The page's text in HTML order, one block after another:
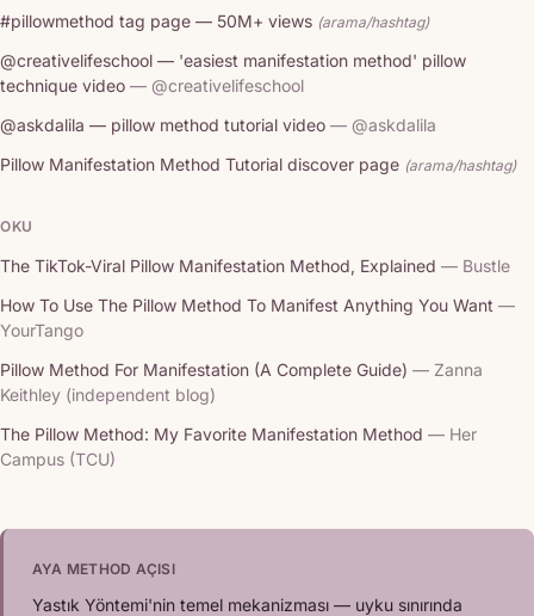
#pillowmethod tag page — 50M+ views (arama/hashtag)
@creativelifeschool — 'easiest manifestation method' pillow
technique video — @creativelifeschool
@askdalila — pillow method tutorial video — @askdalila
Pillow Manifestation Method Tutorial discover page (arama/hashtag)
OKU
The TikTok-Viral Pillow Manifestation Method, Explained — Bustle
How To Use The Pillow Method To Manifest Anything You Want —
YourTango
Pillow Method For Manifestation (A Complete Guide) — Zanna
Keithley (independent blog)
The Pillow Method: My Favorite Manifestation Method — Her
Campus (TCU)
AYA METHOD AÇISI
Yastık Yöntemi'nin temel mekanizması — uyku sınırında